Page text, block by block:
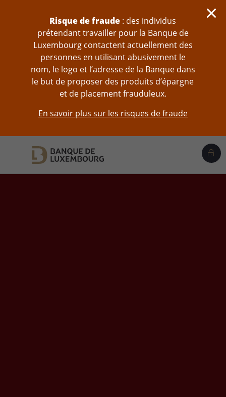
Risque de fraude : des individus
prétendant travailler pour la Banque de
Luxembourg contactent actuellement des
personnes en utilisant abusivement le
nom, le logo et l’adresse de la Banque dans
le but de proposer des produits d’épargne
et de placement frauduleux.
En savoir plus sur les risques de fraude